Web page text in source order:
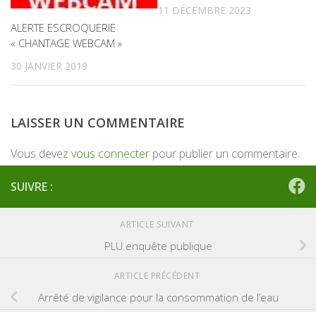
ALERTE ESCROQUERIE
« CHANTAGE WEBCAM »
30 JANVIER 2019
11 DÉCEMBRE 2023
LAISSER UN COMMENTAIRE
Vous devez vous connecter pour publier un commentaire.
SUIVRE :
ARTICLE SUIVANT
PLU enquête publique
ARTICLE PRÉCÉDENT
Arrêté de vigilance pour la consommation de l’eau